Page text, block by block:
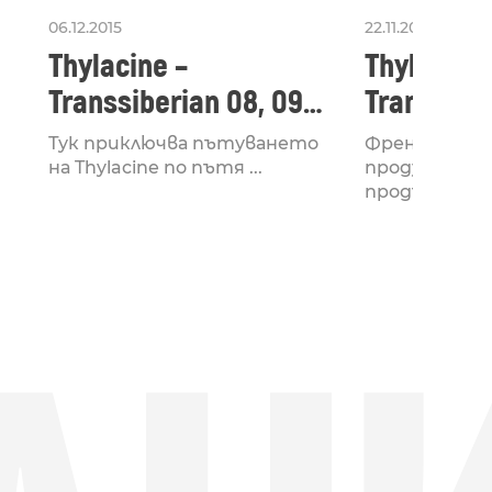
06.12.2015
Thylacine –
Transsiberian 08, 09
& 10
Тук приключва пътуването
на Thylacine по пътя ...
22.11.2015
Thylacine
07 +
Френският
продуцент
продължава